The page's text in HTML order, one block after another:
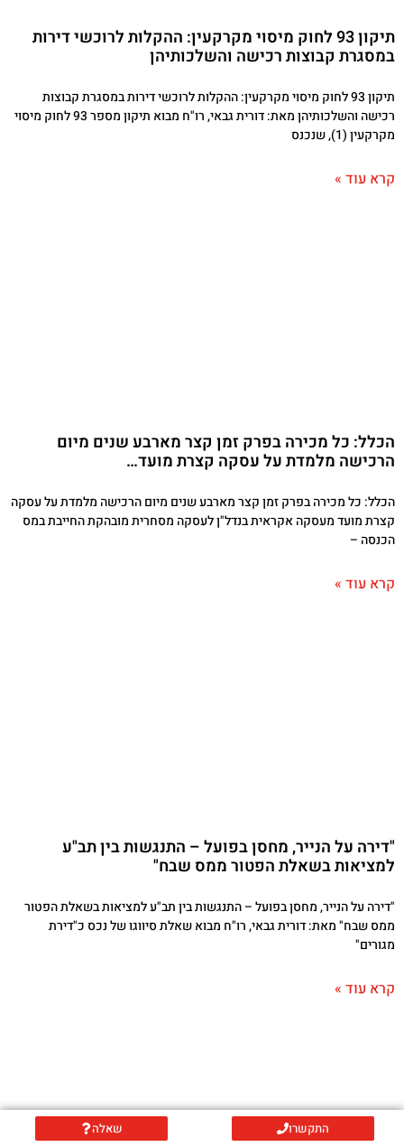
תיקון 93 לחוק מיסוי מקרקעין: ההקלות לרוכשי דירות
במסגרת קבוצות רכישה והשלכותיהן
תיקון 93 לחוק מיסוי מקרקעין: ההקלות לרוכשי דירות במסגרת קבוצות
רכישה והשלכותיהן מאת: דורית גבאי, רו"ח מבוא תיקון מספר 93 לחוק מיסוי
מקרקעין (1), שנכנס
קרא עוד »
הכלל: כל מכירה בפרק זמן קצר מארבע שנים מיום
הרכישה מלמדת על עסקה קצרת מועד…
הכלל: כל מכירה בפרק זמן קצר מארבע שנים מיום הרכישה מלמדת על עסקה
קצרת מועד מעסקה אקראית בנדל"ן לעסקה מסחרית מובהקת החייבת במס
הכנסה –
קרא עוד »
"דירה על הנייר, מחסן בפועל – התנגשות בין תב"ע
למציאות בשאלת הפטור ממס שבח"
"דירה על הנייר, מחסן בפועל – התנגשות בין תב"ע למציאות בשאלת הפטור
ממס שבח" מאת: דורית גבאי, רו"ח מבוא שאלת סיווגו של נכס כ"דירת
מגורים"
קרא עוד »
התקשרו שאלה